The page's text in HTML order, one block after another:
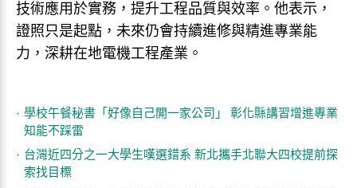
技術應用於實務，提升工程品質與效率。他表示，
證照只是起點，未來仍會持續進修與精進專業能
力，深耕在地電機工程產業。
學校午餐秘書「好像自己開一家公司」 彰化縣講習增進專業
知能不踩雷
台灣近四分之一大學生嘆選錯系 新北攜手北聯大四校提前探
索找目標